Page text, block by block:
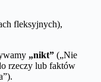
fleksyjnych),
„nikt” („Nie
rzeczy lub faktów